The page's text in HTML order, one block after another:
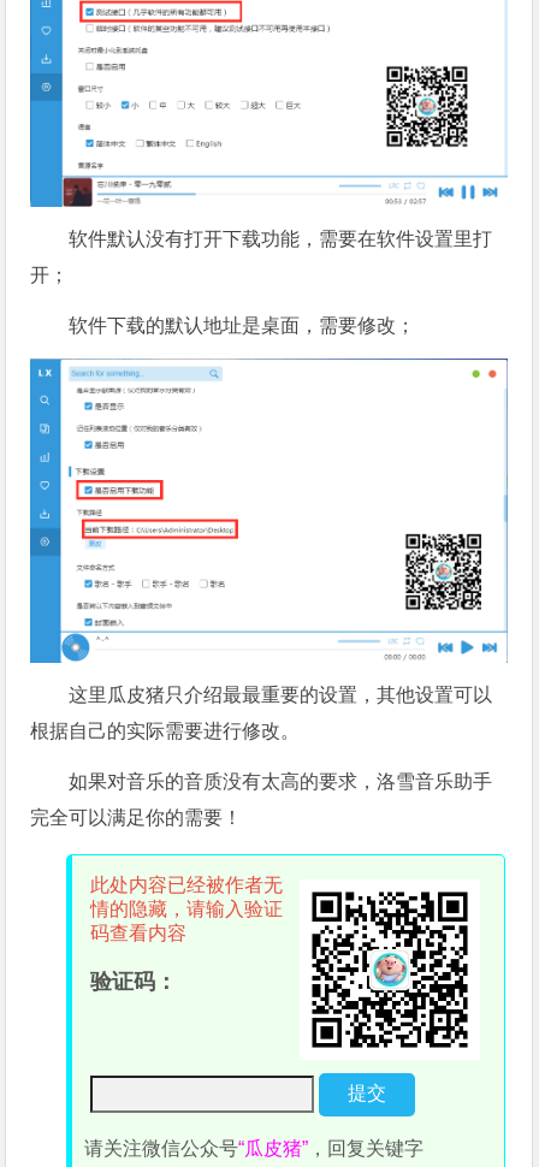
软件默认没有打开下载功能，需要在软件设置里打
开；
软件下载的默认地址是桌面，需要修改；
这里瓜皮猪只介绍最最重要的设置，其他设置可以
根据自己的实际需要进行修改​。
如果对音乐的音质没有太高的要求，洛雪音乐助手
完全可以满足你的​需要！​
此处内容已经被作者无
情的隐藏，请输入验证
码查看内容
验证码：
请关注微信公众号“瓜皮猪” ，回复关键字